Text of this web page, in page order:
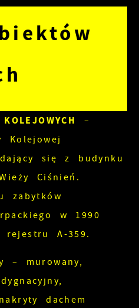
–
Kolejowej
się z budynku
Ciśnień.
zabytków
w 1990
A-359.
– murowany,
dachem